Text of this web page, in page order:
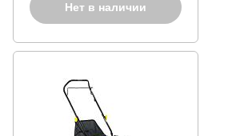
Нет в наличии